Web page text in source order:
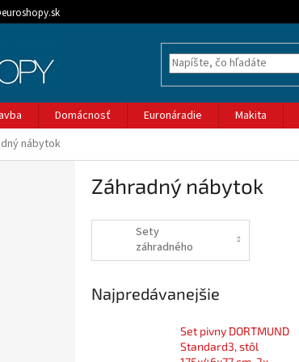
Domácnosť Euronáradie Makita
nábytok
Záhradný nábytok
Sety
záhradného
nábytku
Najpredávanejšie
Set pivny DORTMUND
Standard3, stôl